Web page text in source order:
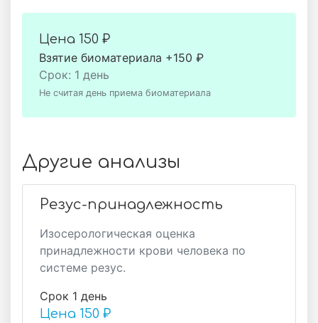
Цена 150 ₽
Взятие биоматериала +150 ₽
Срок: 1 день
Не считая день приема биоматериала
Другие анализы
Резус-принадлежность
Изосерологическая оценка
принадлежности крови человека по
системе резус.
Срок 1 день
Цена 150 ₽